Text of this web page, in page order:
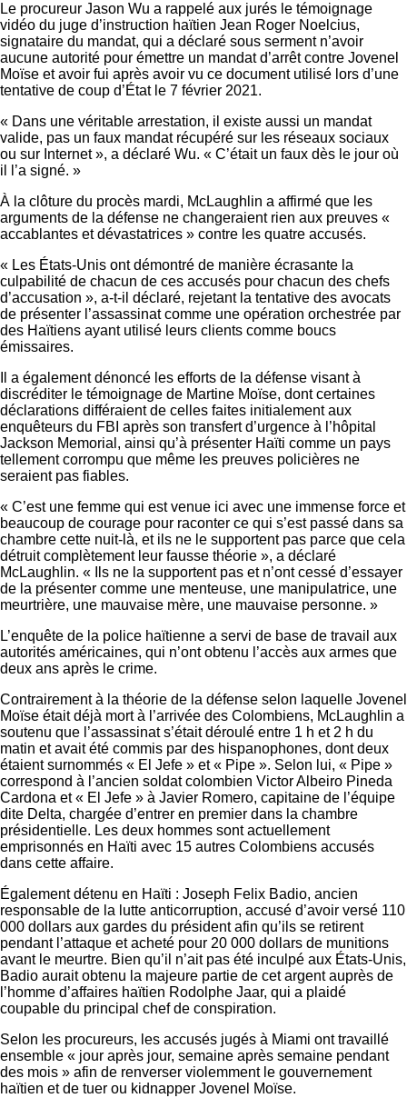
Le procureur Jason Wu a rappelé aux jurés le témoignage
vidéo du juge d’instruction haïtien Jean Roger Noelcius,
signataire du mandat, qui a déclaré sous serment n’avoir
aucune autorité pour émettre un mandat d’arrêt contre Jovenel
Moïse et avoir fui après avoir vu ce document utilisé lors d’une
tentative de coup d’État le 7 février 2021.
« Dans une véritable arrestation, il existe aussi un mandat
valide, pas un faux mandat récupéré sur les réseaux sociaux
ou sur Internet », a déclaré Wu. « C’était un faux dès le jour où
il l’a signé. »
À la clôture du procès mardi, McLaughlin a affirmé que les
arguments de la défense ne changeraient rien aux preuves «
accablantes et dévastatrices » contre les quatre accusés.
« Les États-Unis ont démontré de manière écrasante la
culpabilité de chacun de ces accusés pour chacun des chefs
d’accusation », a-t-il déclaré, rejetant la tentative des avocats
de présenter l’assassinat comme une opération orchestrée par
des Haïtiens ayant utilisé leurs clients comme boucs
émissaires.
Il a également dénoncé les efforts de la défense visant à
discréditer le témoignage de Martine Moïse, dont certaines
déclarations différaient de celles faites initialement aux
enquêteurs du FBI après son transfert d’urgence à l’hôpital
Jackson Memorial, ainsi qu’à présenter Haïti comme un pays
tellement corrompu que même les preuves policières ne
seraient pas fiables.
« C’est une femme qui est venue ici avec une immense force et
beaucoup de courage pour raconter ce qui s’est passé dans sa
chambre cette nuit-là, et ils ne le supportent pas parce que cela
détruit complètement leur fausse théorie », a déclaré
McLaughlin. « Ils ne la supportent pas et n’ont cessé d’essayer
de la présenter comme une menteuse, une manipulatrice, une
meurtrière, une mauvaise mère, une mauvaise personne. »
L’enquête de la police haïtienne a servi de base de travail aux
autorités américaines, qui n’ont obtenu l’accès aux armes que
deux ans après le crime.
Contrairement à la théorie de la défense selon laquelle Jovenel
Moïse était déjà mort à l’arrivée des Colombiens, McLaughlin a
soutenu que l’assassinat s’était déroulé entre 1 h et 2 h du
matin et avait été commis par des hispanophones, dont deux
étaient surnommés « El Jefe » et « Pipe ». Selon lui, « Pipe »
correspond à l’ancien soldat colombien Victor Albeiro Pineda
Cardona et « El Jefe » à Javier Romero, capitaine de l’équipe
dite Delta, chargée d’entrer en premier dans la chambre
présidentielle. Les deux hommes sont actuellement
emprisonnés en Haïti avec 15 autres Colombiens accusés
dans cette affaire.
Également détenu en Haïti : Joseph Felix Badio, ancien
responsable de la lutte anticorruption, accusé d’avoir versé 110
000 dollars aux gardes du président afin qu’ils se retirent
pendant l’attaque et acheté pour 20 000 dollars de munitions
avant le meurtre. Bien qu’il n’ait pas été inculpé aux États-Unis,
Badio aurait obtenu la majeure partie de cet argent auprès de
l’homme d’affaires haïtien Rodolphe Jaar, qui a plaidé
coupable du principal chef de conspiration.
Selon les procureurs, les accusés jugés à Miami ont travaillé
ensemble « jour après jour, semaine après semaine pendant
des mois » afin de renverser violemment le gouvernement
haïtien et de tuer ou kidnapper Jovenel Moïse.